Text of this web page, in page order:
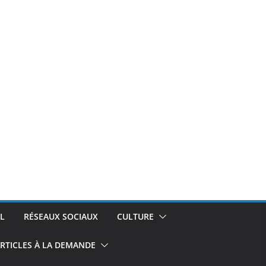
RÉSEAUX SOCIAUX CULTURE
À LA DEMANDE